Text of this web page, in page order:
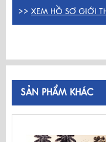
>> XEM HỒ SƠ GIỚI
SẢN PHẨM KHÁC